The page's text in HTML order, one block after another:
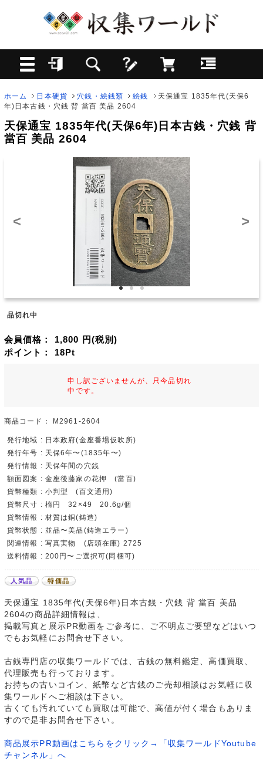
ホーム 日本硬貨 穴銭・絵銭類 絵銭
天保通宝 1835年代(天保6
年)日本古銭・穴銭 背 當百 美品 2604
天保通宝 1835年代(天保6年)日本古銭・穴銭 背
當百 美品 2604
< >
品切れ中
会員価格： 1,800 円(税別)
ポイント： 18Pt
申し訳ございませんが、只今品切れ
中です。
商品コード： M2961-2604
発行地域 : 日本政府(金座番場仮吹所)
発行年号 : 天保6年〜(1835年〜)
発行情報 : 天保年間の穴銭
額面図案 : 金座後藤家の花押 (當百)
貨幣種類 : 小判型 (百文通用)
貨幣尺寸 : 楕円 32×49 20.6g/個
貨幣情報 : 材質は銅(鋳造)
貨幣状態 : 並品〜美品(鋳造エラー)
関連情報 : 写真実物 (店頭在庫) 2725
送料情報 : 200円〜ご選択可(同梱可)
人気品 特価品
天保通宝 1835年代(天保6年)日本古銭・穴銭 背 當百 美品
2604の商品詳細情報は、
掲載写真と展示PR動画をご参考に、ご不明点ご要望などはいつ
でもお気軽にお問合せ下さい。
古銭専門店の収集ワールドでは、古銭の無料鑑定、高価買取、
代理販売も行っております。
お持ちの古いコイン、紙幣など古銭のご売却相談はお気軽に収
集ワールドへご相談は下さい。
古くても汚れていても買取は可能で、高値が付く場合もありま
すので是非お問合せ下さい。
商品展示PR動画はこちらをクリック→「収集ワールドYoutube
チャンネル」へ